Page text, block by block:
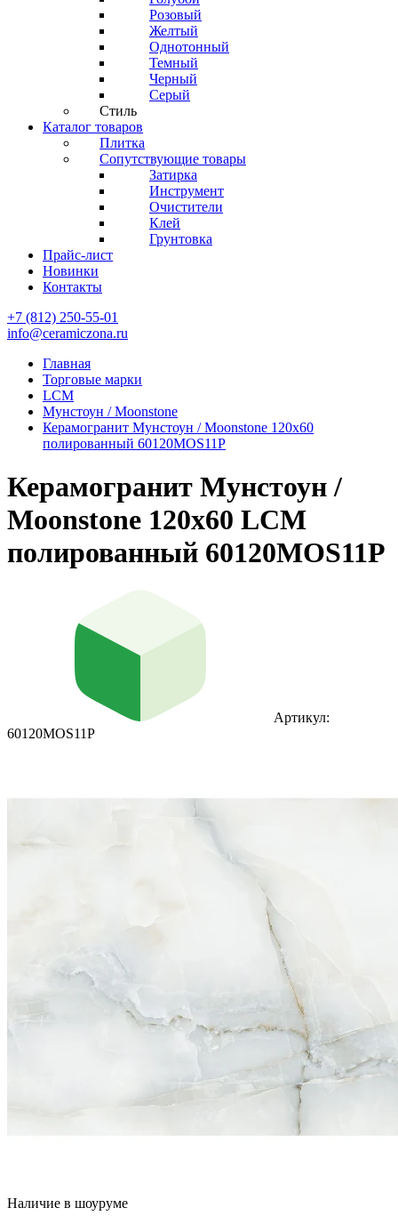
Розовый
Желтый
Однотонный
Темный
Черный
Серый
Стиль
Каталог товаров
Плитка
Сопутствующие товары
Затирка
Инструмент
Очистители
Клей
Грунтовка
Прайс-лист
Новинки
Контакты
+7 (812) 250-55-01
info@ceramiczona.ru
Главная
Торговые марки
LCM
Мунстоун / Moonstone
Керамогранит Мунстоун / Moonstone 120х60
полированный 60120MOS11P
Керамогранит Мунстоун /
Moonstone 120х60 LCM
полированный 60120MOS11P
Артикул:
60120MOS11P
Наличие в шоуруме